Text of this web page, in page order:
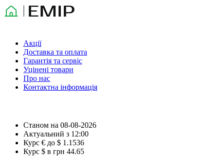
Акції
Доставка та оплата
Гарантія та сервіс
Уцінені товари
Про нас
Контактна інформація
Станом на 08-08-2026
Актуальний з 12:00
Курс € до $ 1.1536
Курс $ в грн 44.65